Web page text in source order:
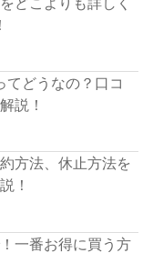
てどうなの？口コ
説！
方法、休止方法を
！
一番お得に買う方